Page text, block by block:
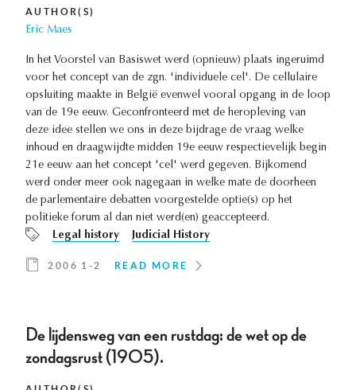
AUTHOR(S)
Eric Maes
In het Voorstel van Basiswet werd (opnieuw) plaats ingeruimd
voor het concept van de zgn. 'individuele cel'. De cellulaire
opsluiting maakte in België evenwel vooral opgang in de loop
van de 19e eeuw. Geconfronteerd met de heropleving van
deze idee stellen we ons in deze bijdrage de vraag welke
inhoud en draagwijdte midden 19e eeuw respectievelijk begin
21e eeuw aan het concept 'cel' werd gegeven. Bijkomend
werd onder meer ook nagegaan in welke mate de doorheen
de parlementaire debatten voorgestelde optie(s) op het
politieke forum al dan niet werd(en) geaccepteerd.
Legal history
Judicial History
2006 1-2 READ MORE
De lijdensweg van een rustdag: de wet op de
zondagsrust (1905).